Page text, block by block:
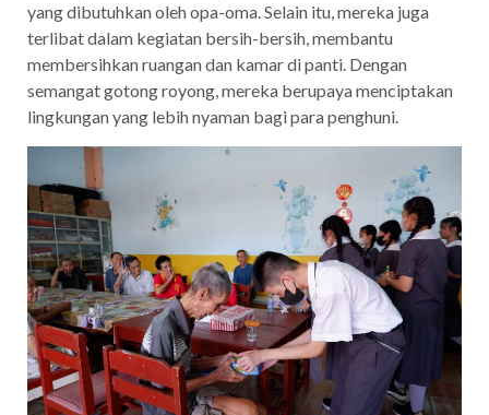
yang dibutuhkan oleh opa-oma. Selain itu, mereka juga
terlibat dalam kegiatan bersih-bersih, membantu
membersihkan ruangan dan kamar di panti. Dengan
semangat gotong royong, mereka berupaya menciptakan
lingkungan yang lebih nyaman bagi para penghuni.